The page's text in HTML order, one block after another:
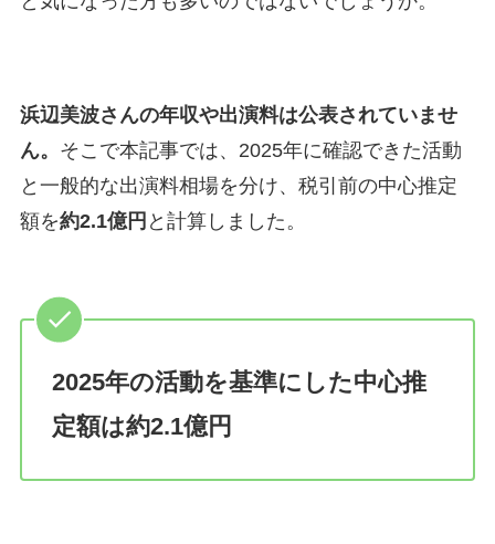
浜辺美波さんの年収や出演料は公表されていませ
ん。 そこで本記事では、2025年に確認できた活動
と一般的な出演料相場を分け、税引前の中心推定
額を約2.1億円 と計算しました。
2025年の活動を基準にした中心推
定額は約2.1億円